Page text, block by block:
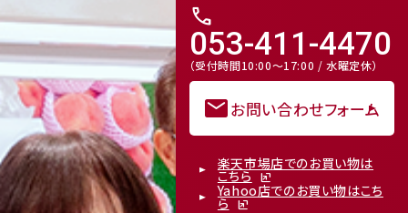
call
053-411-4470
（受付時間10:00～17:00 / 水曜定休）
mailお問い合わせフォーム
楽天市場店でのお買い物は
こちら
Yahoo店でのお買い物はこち
ら